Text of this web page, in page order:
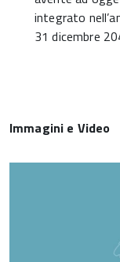
integrato
31 dicembre
Immagini e Video